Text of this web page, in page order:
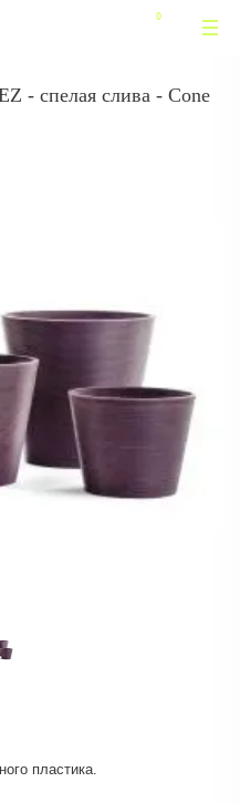
- спелая слива - Cone